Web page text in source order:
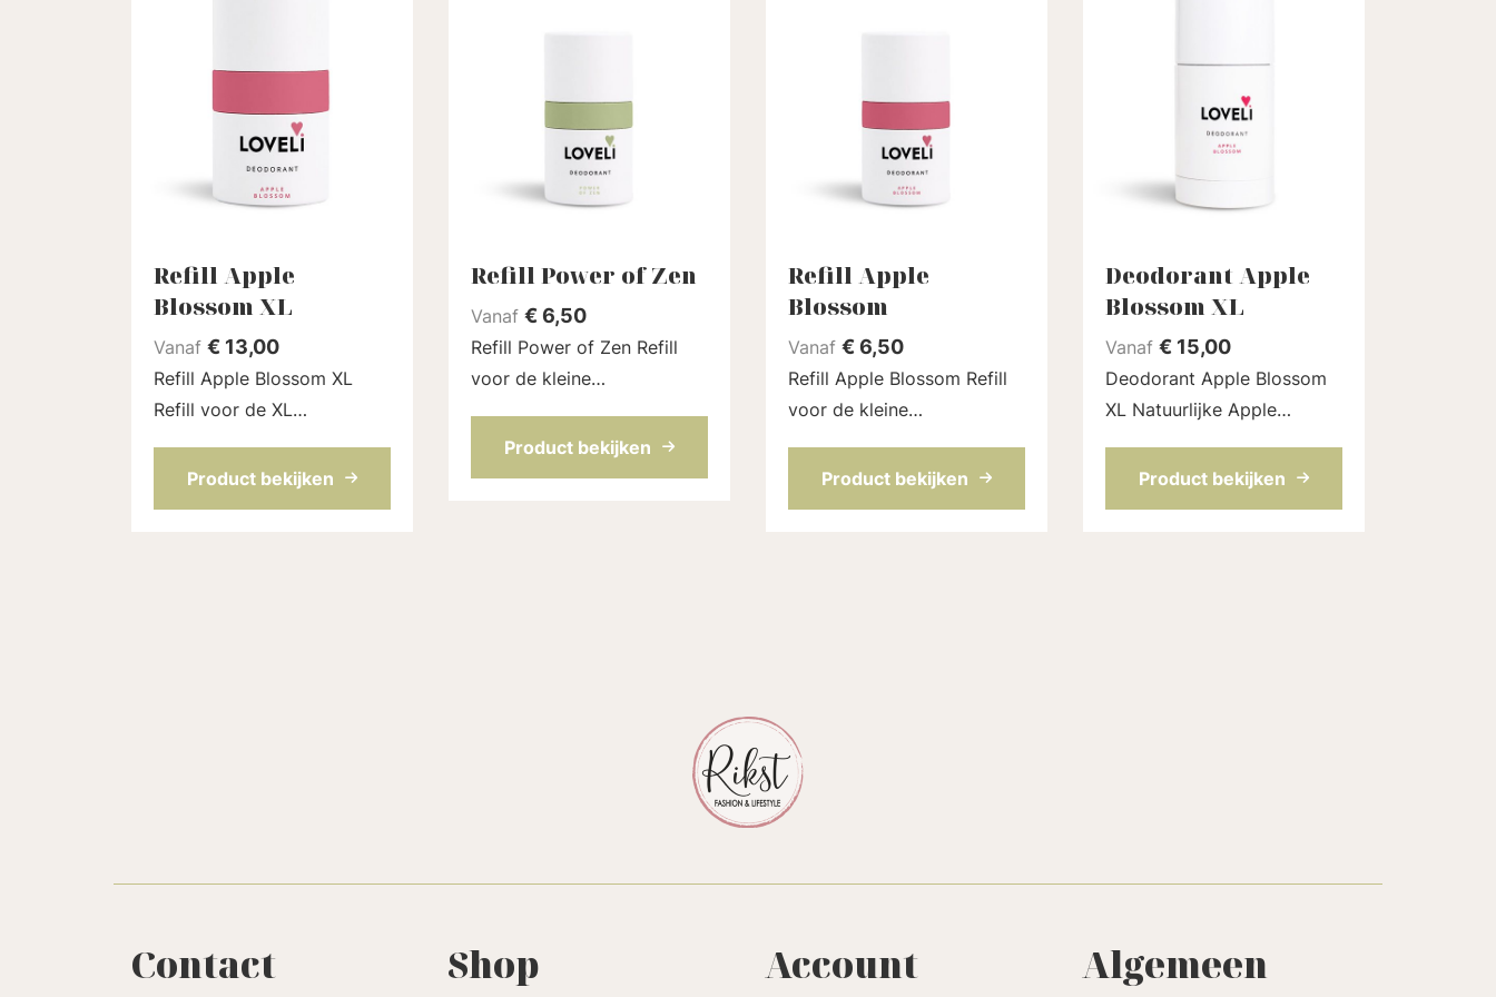
Refill Apple
Blossom XL
Vanaf €13,00
Refill Apple Blossom XL
Refill voor de XL
Loveli. Met een zacht zoete
Product bekijken
Refill Power of Zen
Vanaf €6,50
Refill Power of Zen Refill
voor de kleine
Loveli. Met de geur van
Product bekijken
Refill Apple
Blossom
Vanaf €6,50
Refill Apple Blossom Refill
voor de kleine
Loveli. Met een zacht zoete
Product bekijken
Deodorant Apple
Blossom XL
Vanaf €15,00
Deodorant Apple Blossom
XL Natuurlijke Apple
zonder aluminium, die echt
Product bekijken
Contact Shop Account Algemeen